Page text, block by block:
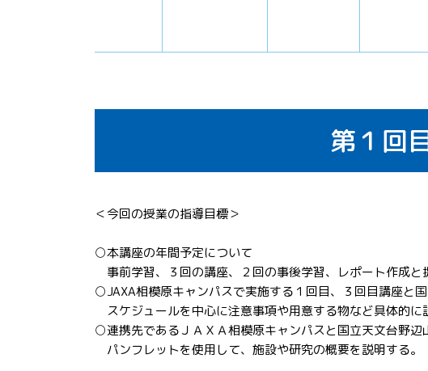
第１回
＜今回の授業の指導目標＞
○本講座の年間予定について
事前学習、３回の講座、２回の事後学習、レポート作成と
○JAXA相模原キャンパスで実施する１回目、３回目講座と
スケジュールを中心に注意事項や用意する物など具体的に
○連携先であるＪＡＸＡ相模原キャンパスと国立天文台野辺
パンフレットを使用して、施設や研究の概要を説明する。